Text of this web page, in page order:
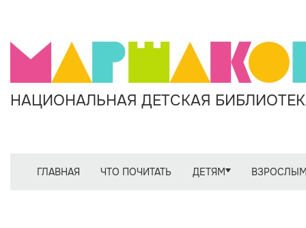
НАЦИОНАЛЬНАЯ ДЕТСКАЯ
ГЛАВНАЯ ЧТО ПОЧИТАТЬ ДЕТЯМ